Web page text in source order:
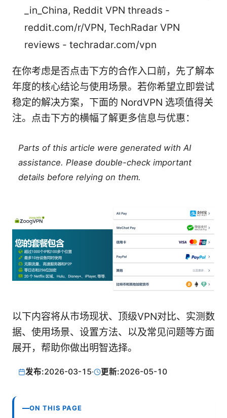
_in_China, Reddit VPN threads -
reddit.com/r/VPN, TechRadar VPN
reviews - techradar.com/vpn
在你考虑是否点击下方的合作入口前，先了解本
年度的核心结论与使用场景。若你希望立即尝试
稳定的解决方案，下面的 NordVPN 选项值得关
注。点击下方的横幅了解更多信息与优惠：
Parts of this article were generated with AI
assistance. Please double-check important
details before relying on them.
以下内容将从市场现状、顶级VPN对比、实测数
据、使用场景、设置方法、以及常见问题等方面
展开，帮助你做出明智选择。
发布:2026-03-15· 更新:2026-05-10
ON THIS PAGE